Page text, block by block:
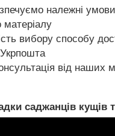
належні умови
матеріалу
вибору способу
від наших
саджанців кущів